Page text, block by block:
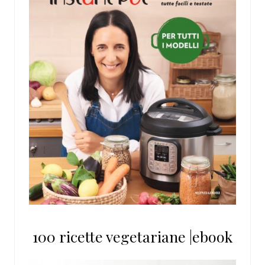
100 ricette vegetariane |ebook